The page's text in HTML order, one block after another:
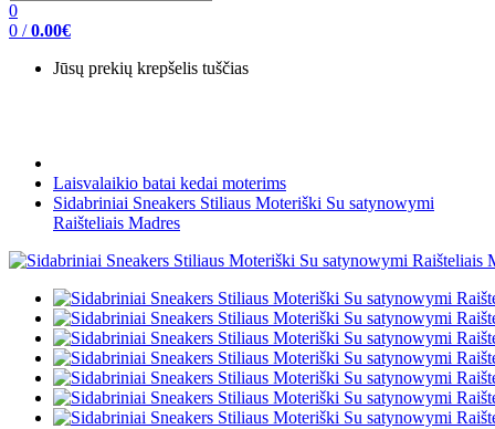
0
0 / 0.00€
Jūsų prekių krepšelis tuščias
Laisvalaikio batai kedai moterims
Sidabriniai Sneakers Stiliaus Moteriški Su satynowymi
Raišteliais Madres